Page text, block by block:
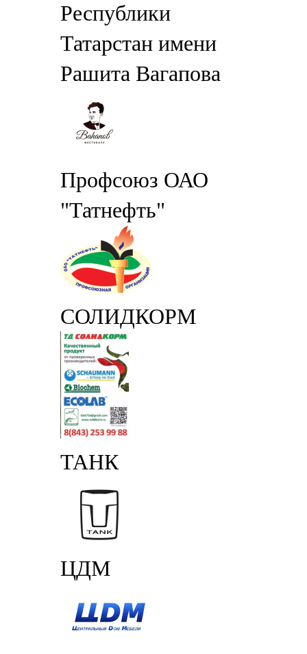
Республики
Татарстан имени
Рашита Вагапова
Профсоюз ОАО
"Татнефть"
СОЛИДКОРМ
ТАНК
ЦДМ